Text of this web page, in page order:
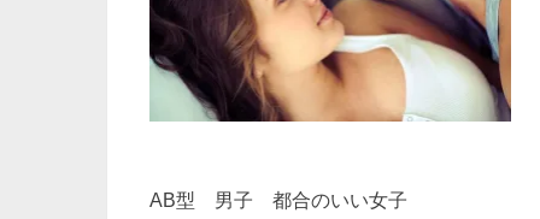
AB型 男子 都合のいい女子